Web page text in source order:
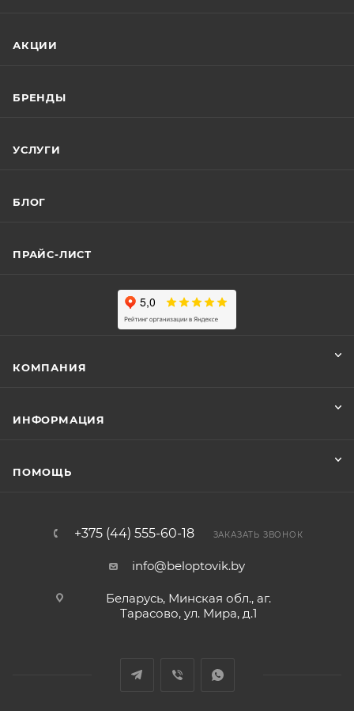
АКЦИИ
БРЕНДЫ
УСЛУГИ
БЛОГ
ПРАЙС-ЛИСТ
КОМПАНИЯ
ИНФОРМАЦИЯ
ПОМОЩЬ
+375 (44) 555-60-18 ЗАКАЗАТЬ ЗВОНОК
info@beloptovik.by
Беларусь, Минская обл., аг.
Тарасово, ул. Мира, д.1